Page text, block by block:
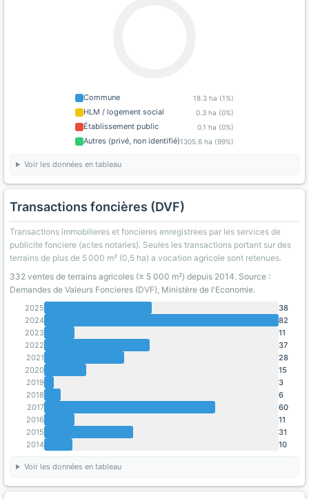
Commune 18.3 ha (1%)
HLM / logement social 0.3 ha (0%)
Établissement public 0.1 ha (0%)
Autres (privé, non identifié)1305.6 ha (99%)
Voir les données en tableau
Transactions foncières (DVF)
Transactions immobilieres et foncieres enregistrees par les services de
publicite fonciere (actes notaries). Seules les transactions portant sur des
terrains de plus de 5 000 m² (0,5 ha) a vocation agricole sont retenues.
332 ventes de terrains agricoles (≥ 5 000 m²) depuis 2014. Source :
Demandes de Valeurs Foncieres (DVF), Ministère de l'Economie.
2025
38
2024
82
2023
11
2022
37
2021
28
2020
15
2019
3
2018
6
2017
60
2016
11
2015
31
2014
10
Voir les données en tableau